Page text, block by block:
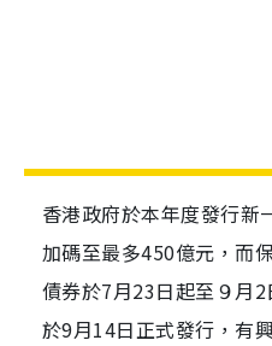
香港政府於本年度發行新
加碼至最多450億元，而
債券於7月23日起至９月
於9月14日正式發行，有